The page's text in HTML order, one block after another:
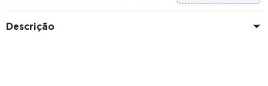
Descrição